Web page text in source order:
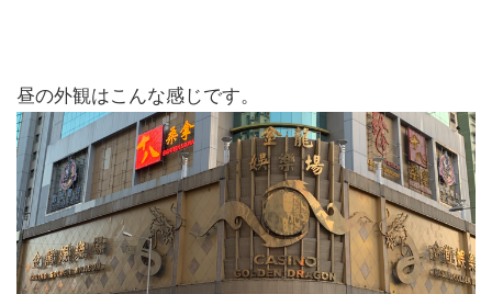
昼の外観はこんな感じです。